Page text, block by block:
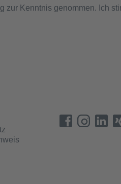
zur Kenntnis genommen. Ich